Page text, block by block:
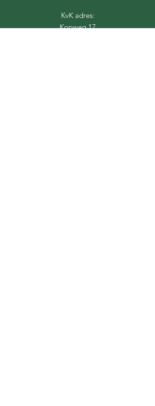
KvK adres:
Kopweg 17